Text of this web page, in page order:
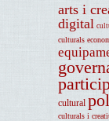
arts i
digital
culturals
cultural
culturals i